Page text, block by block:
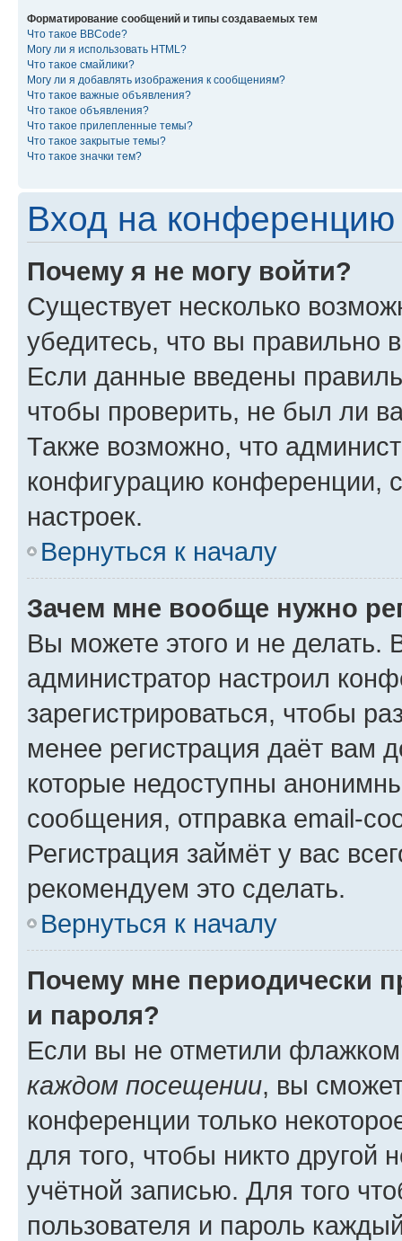
Форматирование сообщений и типы создаваемых тем
Что такое BBCode?
Могу ли я использовать HTML?
Что такое смайлики?
Могу ли я добавлять изображения к сообщениям?
Что такое важные объявления?
Что такое объявления?
Что такое прилепленные темы?
Что такое закрытые темы?
Что такое значки тем?
Вход на конференцию
Почему я не могу войти?
Существует несколько
убедитесь, что вы правильно
Если данные введены
чтобы проверить, не был ли
Также возможно, что
конфигурацию конференции,
настроек.
Вернуться к началу
Зачем мне вообще нужно
Вы можете этого и не делать.
администратор настроил
зарегистрироваться, чтобы
менее регистрация даёт вам
которые недоступны
сообщения, отправка email-
Регистрация займёт у вас
рекомендуем это сделать.
Вернуться к началу
Почему мне периодически
и пароля?
Если вы не отметили
каждом посещении, вы
конференции только
для того, чтобы никто другой
учётной записью. Для того
пользователя и пароль